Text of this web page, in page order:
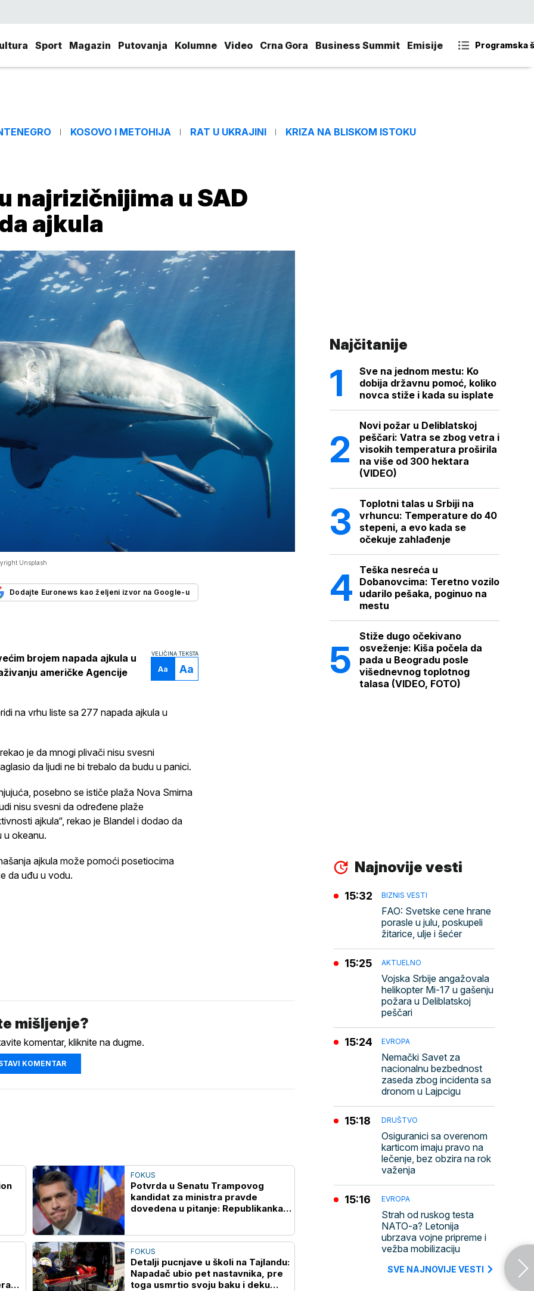
Sport Magazin Putovanja Kolumne Video Crna Gora Business Summit Emisije Programska
KOSOVO I METOHIJA RAT U UKRAJINI KRIZA NA BLISKOM ISTOKU
najrizičnijima u SAD
ajkula
Unsplash
Dodajte Euronews kao željeni izvor na Google-u
VELIČINA TEKSTA
Aa Aa
brojem napada ajkula u
američke Agencije
na vrhu liste sa 277 napada ajkula u
je da mnogi plivači nisu svesni
da ljudi ne bi trebalo da budu u panici.
posebno se ističe plaža Nova Smirna
nisu svesni da određene plaže
ajkula“, rekao je Blandel i dodao da
u okeanu.
ajkula može pomoći posetiocima
da uđu u vodu.
mišljenje?
komentar, kliknite na dugme.
KOMENTAR
FOKUS
Potvrda u Senatu Trampovog
kandidat za ministra pravde
dovedena u pitanje: Republikanka
FOKUS
Detalji pucnjave u školi na Tajlandu:
Napadač ubio pet nastavnika, pre
toga usmrtio svoju baku i deku
Najčitanije
Sve na jednom mestu: Ko
dobija državnu pomoć, koliko
novca stiže i kada su isplate
Novi požar u Deliblatskoj
peščari: Vatra se zbog vetra i
visokih temperatura proširila
na više od 300 hektara
(VIDEO)
Toplotni talas u Srbiji na
vrhuncu: Temperature do 40
stepeni, a evo kada se
očekuje zahlađenje
Teška nesreća u
Dobanovcima: Teretno vozilo
udarilo pešaka, poginuo na
mestu
Stiže dugo očekivano
osveženje: Kiša počela da
pada u Beogradu posle
višednevnog toplotnog
talasa (VIDEO, FOTO)
Najnovije vesti
BIZNIS VESTI
FAO: Svetske cene hrane
porasle u julu, poskupeli
žitarice, ulje i šećer
15:32
AKTUELNO
Vojska Srbije angažovala
helikopter Mi-17 u gašenju
požara u Deliblatskoj
peščari
15:25
EVROPA
Nemački Savet za
nacionalnu bezbednost
zaseda zbog incidenta sa
dronom u Lajpcigu
15:24
DRUŠTVO
Osiguranici sa overenom
karticom imaju pravo na
lečenje, bez obzira na rok
važenja
15:18
EVROPA
Strah od ruskog testa
NATO-a? Letonija
ubrzava vojne pripreme i
vežba mobilizaciju
15:16
SVE NAJNOVIJE VESTI